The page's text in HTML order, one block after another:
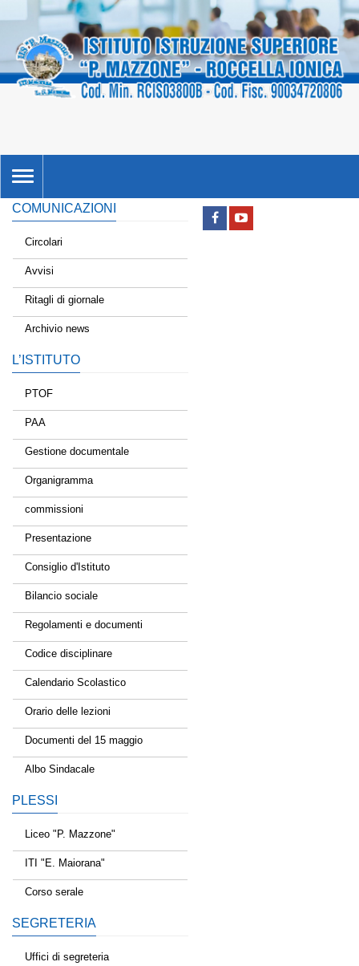
TOGGLE
NAVIGATION
COMUNICAZIONI
Circolari
Avvisi
Ritagli di giornale
Archivio news
L’ISTITUTO
PTOF
PAA
Gestione documentale
Organigramma
commissioni
Presentazione
Consiglio d'Istituto
Bilancio sociale
Regolamenti e documenti
Codice disciplinare
Calendario Scolastico
Orario delle lezioni
Documenti del 15 maggio
Albo Sindacale
PLESSI
Liceo "P. Mazzone"
ITI "E. Maiorana"
Corso serale
SEGRETERIA
Uffici di segreteria